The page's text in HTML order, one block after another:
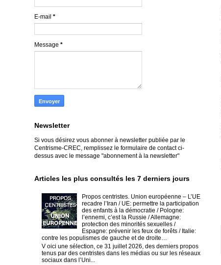
E-mail *
Message *
Newsletter
Si vous désirez vous abonner à newsletter publiée par le
Centrisme-CREC, remplissez le formulaire de contact ci-
dessus avec le message "abonnement à la newsletter"
Articles les plus consultés les 7 derniers jours
Propos centristes. Union européenne – L’UE
recadre l’Iran / UE: permettre la participation
des enfants à la démocratie / Pologne:
l’ennemi, c’est la Russie / Allemagne:
protection des minorités sexuelles /
Espagne: prévenir les feux de forêts / Italie:
contre les populismes de gauche et de droite…
V oici une sélection, ce 31 juillet 2026, des derniers propos
tenus par des centristes dans les médias ou sur les réseaux
sociaux dans l’Uni...